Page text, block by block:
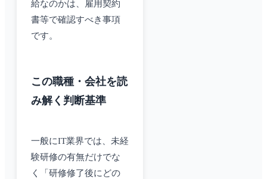
給なのかは、雇用契約
書等で確認すべき事項
です。
この職種・会社を読
み解く判断基準
一般にIT業界では、未経
験研修の有無だけでな
く「研修修了後にどの